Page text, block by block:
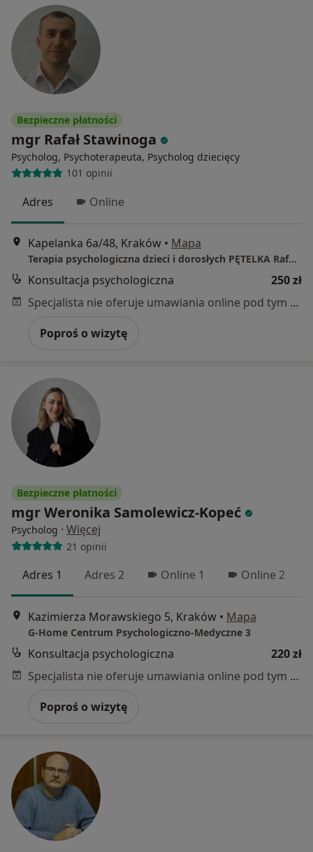
Bezpieczne płatności
mgr Rafał Stawinoga
Psycholog, Psychoterapeuta, Psycholog dziecięcy
101 opinii
Adres Online
Kapelanka 6a/48, Kraków • Mapa
Terapia psychologiczna dzieci i dorosłych PĘTELKA Rafał Stawinoga
Konsultacja psychologiczna
250 zł
Specjalista nie oferuje umawiania online pod tym adresem.
Poproś o wizytę
Bezpieczne płatności
mgr Weronika Samolewicz-Kopeć
Psycholog · Więcej
21 opinii
Adres 1 Adres 2 Online 1 Online 2
Kazimierza Morawskiego 5, Kraków • Mapa
G-Home Centrum Psychologiczno-Medyczne 3
Konsultacja psychologiczna
220 zł
Specjalista nie oferuje umawiania online pod tym adresem.
Poproś o wizytę